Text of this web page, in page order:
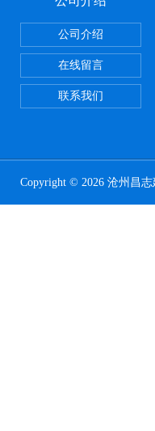
公司介绍
在线留言
联系我们
Copyright © 2026 沧州昌